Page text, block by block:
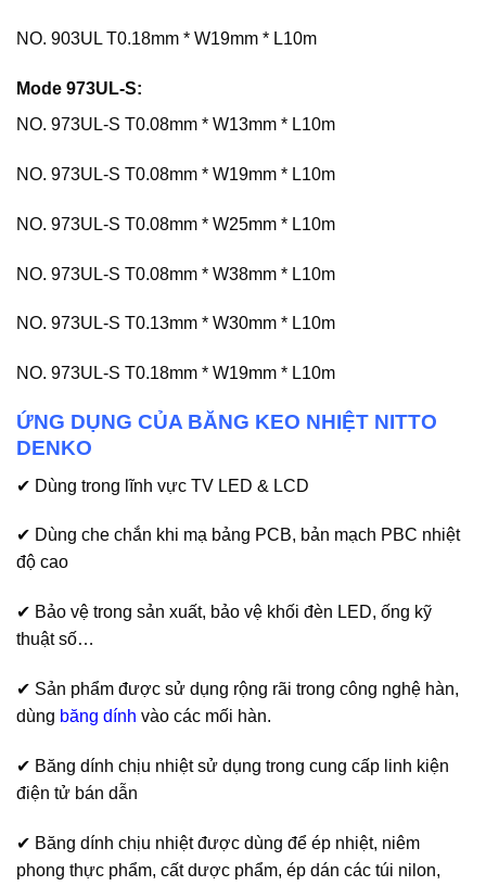
NO. 903UL T0.18mm * W19mm * L10m
Mode 973UL-S:
NO. 973UL-S T0.08mm * W13mm * L10m
NO. 973UL-S T0.08mm * W19mm * L10m
NO. 973UL-S T0.08mm * W25mm * L10m
NO. 973UL-S T0.08mm * W38mm * L10m
NO. 973UL-S T0.13mm * W30mm * L10m
NO. 973UL-S T0.18mm * W19mm * L10m
ỨNG DỤNG CỦA BĂNG KEO NHIỆT NITTO
DENKO
✔ Dùng trong lĩnh vực TV LED & LCD
✔ Dùng che chắn khi mạ bảng PCB, bản mạch PBC nhiệt
độ cao
✔ Bảo vệ trong sản xuất, bảo vệ khối đèn LED, ống kỹ
thuật số…
✔ Sản phẩm được sử dụng rộng rãi trong công nghệ hàn,
dùng băng dính vào các mối hàn.
✔ Băng dính chịu nhiệt sử dụng trong cung cấp linh kiện
điện tử bán dẫn
✔ Băng dính chịu nhiệt được dùng để ép nhiệt, niêm
phong thực phẩm, cất dược phẩm, ép dán các túi nilon,